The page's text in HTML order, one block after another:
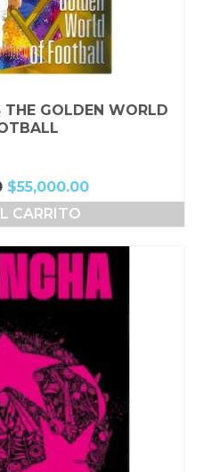
GOLDEN WORLD
El
precio
original
$65,000.00.
$55,000.00El
precio
$55,000.00.
CARRITO